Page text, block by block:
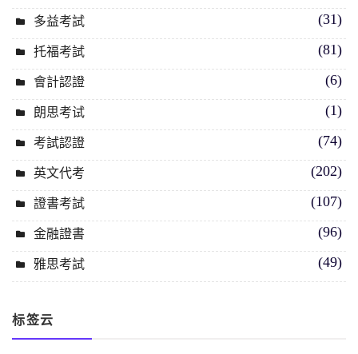
多益考試 (31)
托福考試 (81)
會計認證 (6)
朗思考试 (1)
考試認證 (74)
英文代考 (202)
證書考試 (107)
金融證書 (96)
雅思考試 (49)
标签云